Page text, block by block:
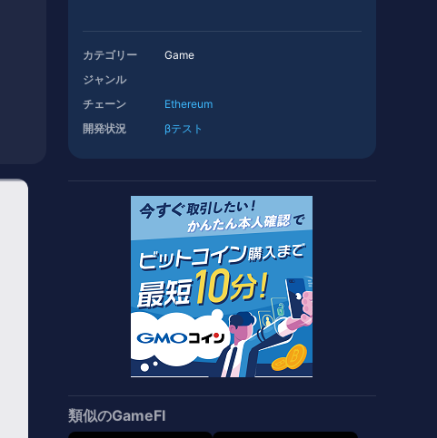
カテゴリー
Game
ジャンル
チェーン
Ethereum
開発状況
βテスト
類似のGameFI